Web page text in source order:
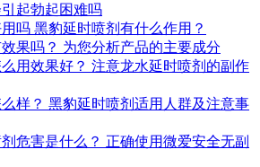
起勃起困难吗
吗 黑豹延时喷剂有什么作用？
果吗？ 为您分析产品的主要成分
用效果好？ 注意龙水延时喷剂的副作
样？ 黑豹延时喷剂适用人群及注意事
危害是什么？ 正确使用微爱安全无副